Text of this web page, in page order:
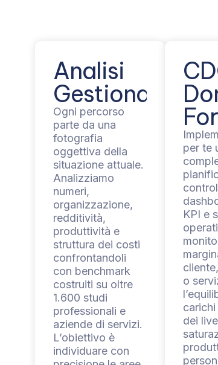
Analisi
Gestionale
Ogni percorso
parte da una
fotografia
oggettiva della
situazione attuale.
Analizziamo
numeri,
organizzazione,
redditività,
produttività e
struttura dei costi
confrontandoli
con benchmark
costruiti su oltre
1.600 studi
professionali e
aziende di servizi.
L’obiettivo è
individuare con
per te
KPI e
o
dei